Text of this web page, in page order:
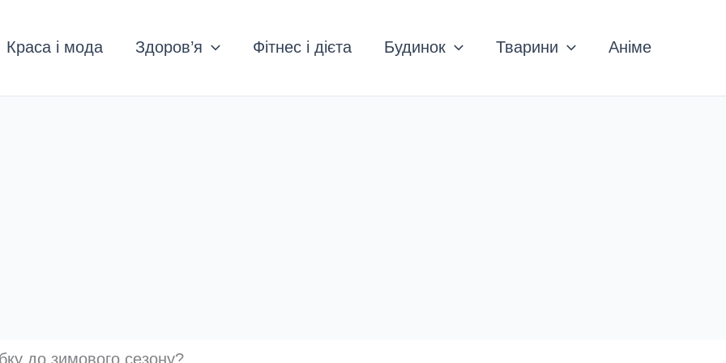
Краса і мода Здоров’я Фітнес і дієта Будинок Тварини Аніме
до зимового сезону?